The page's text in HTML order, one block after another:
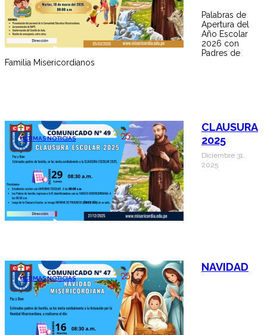
Palabras de
Apertura del
Año Escolar
2026 con
Padres de
Familia Misericordianos
ÚLTIMAS NOTICIAS
CLAUSURA
2025
Diciembre 31,
2025
ÚLTIMAS NOTICIAS
NAVIDAD